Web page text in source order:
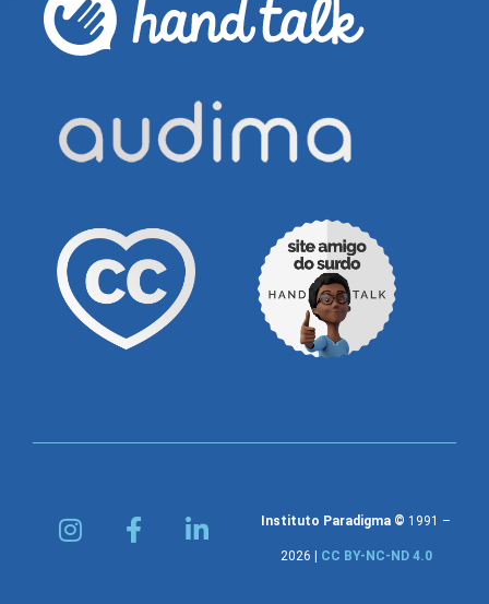
Instituto Paradigma © 1991 –
2026 | CC BY-NC-ND 4.0